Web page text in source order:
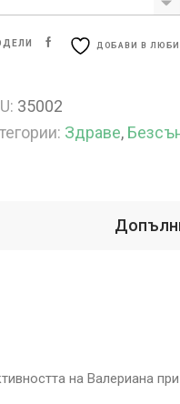
ДОБАВИ В
35002
Здраве,
на Валериана